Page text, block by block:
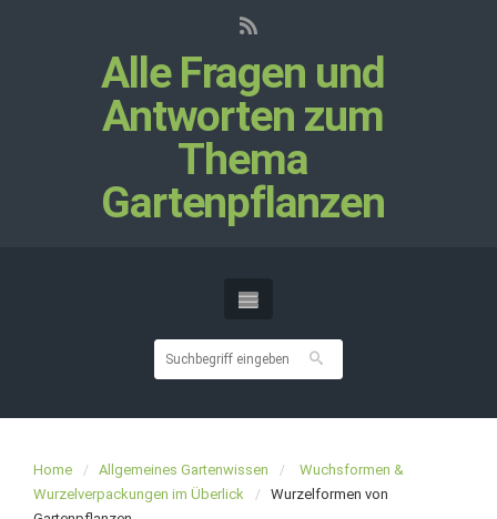
Alle Fragen und
Antworten zum
Thema
Gartenpflanzen
Home Allgemeines Gartenwissen
Wuchsformen &
Wurzelverpackungen im Überlick
Wurzelformen von